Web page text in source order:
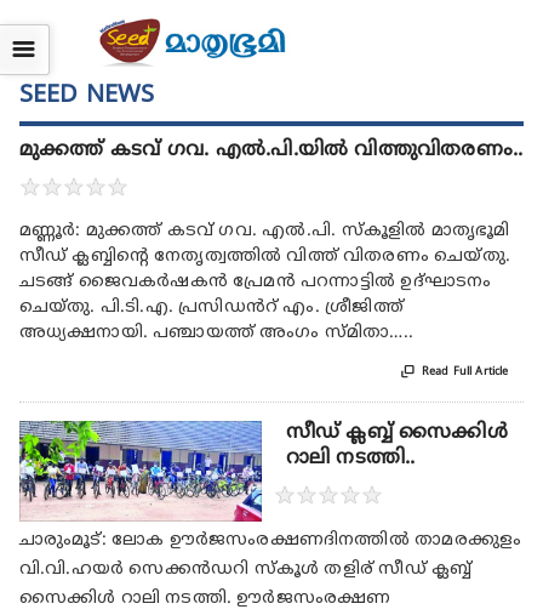
☰
SEED NEWS
മുക്കത്ത് കടവ് ഗവ. എൽ.പി.യിൽ വിത്തുവിതരണം..
★★★★★
മണ്ണൂർ: മുക്കത്ത് കടവ് ഗവ. എൽ.പി. സ്കൂളിൽ മാതൃഭൂമി
സീഡ്‌ ക്ലബ്ബിന്റെ നേതൃത്വത്തിൽ വിത്ത് വിതരണം ചെയ്തു.
ചടങ്ങ് ജൈവകർഷകൻ പ്രേമൻ പറന്നാട്ടിൽ ഉദ്ഘാടനം
ചെയ്തു. പി.ടി.എ. പ്രസിഡൻറ് എം. ശ്രീജിത്ത്
അധ്യക്ഷനായി. പഞ്ചായത്ത് അംഗം സ്മിതാ…..
 Read Full Article
സീഡ് ക്ലബ്ബ് സൈക്കിൾ
റാലി നടത്തി..
★★★★★
ചാരുംമൂട്: ലോക ഊർജസംരക്ഷണദിനത്തിൽ താമരക്കുളം
വി.വി.ഹയർ സെക്കൻഡറി സ്കൂൾ തളിര് സീഡ് ക്ലബ്ബ്
സൈക്കിൾ റാലി നടത്തി. ഊർജസംരക്ഷണ